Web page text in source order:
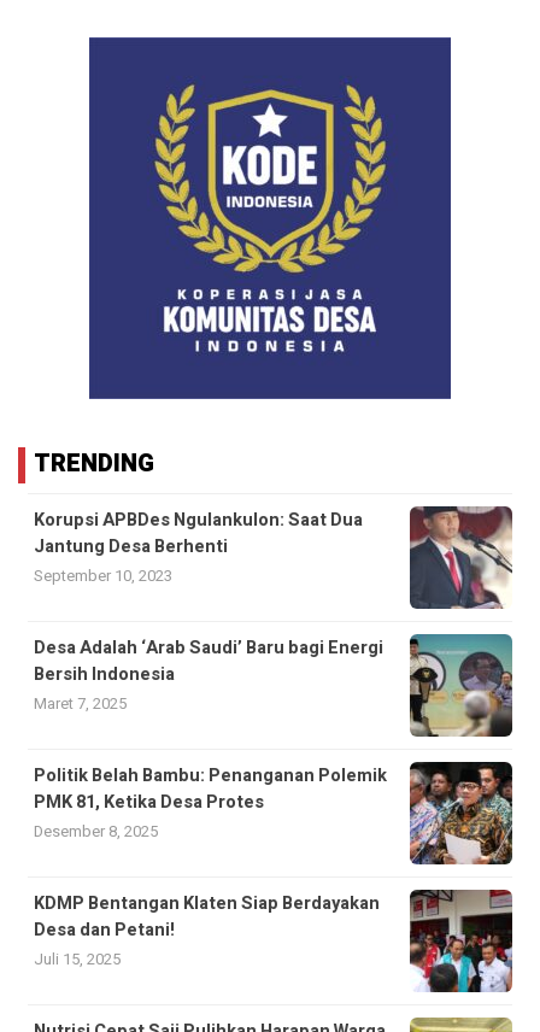
TRENDING
Korupsi APBDes Ngulankulon: Saat Dua
Jantung Desa Berhenti
September 10, 2023
Desa Adalah ‘Arab Saudi’ Baru bagi Energi
Bersih Indonesia
Maret 7, 2025
Politik Belah Bambu: Penanganan Polemik
PMK 81, Ketika Desa Protes
Desember 8, 2025
KDMP Bentangan Klaten Siap Berdayakan
Desa dan Petani!
Juli 15, 2025